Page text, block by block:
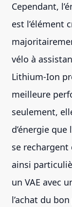
Cependant,
est l’élément
vélo à
Lithium-Ion
meilleure
seulement,
d’énergie
se rechargent
ainsi
un VAE avec
l’achat du